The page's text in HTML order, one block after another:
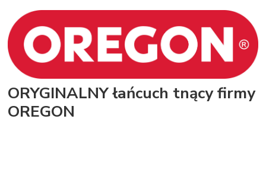
ORYGINALNY łańcuch tnący firmy
OREGON